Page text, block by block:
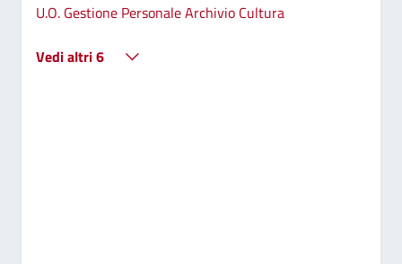
U.O. Gestione Personale Archivio Cultura
Vedi altri 6